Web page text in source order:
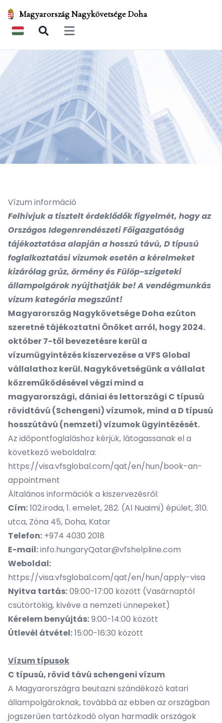
Magyarország Nagykövetsége Doha
Open main menu
Vízum információ
Felhívjuk a tisztelt érdeklődők figyelmét, hogy az
Országos Idegenrendészeti Főigazgatóság
tájékoztatása alapján a hosszú távú, D típusú
foglalkoztatási vízumok esetén a kérelmeket
kizárólag grúz, örmény és Fülöp-szigeteki
állampolgárok nyújthatják be! A vendégmunkás
vízum kategória megszűnt!
Magyarország Nagykövetsége Doha ezúton
szeretné tájékoztatni Önöket arról, hogy 2024.
október 7-től bevezetésre kerül a
vízumügyintézés kiszervezése a VFS Global
vállalathoz kerül. Nagykövetségünk a vállalat
közreműködésével végzi mind a
magyarországi, dániai és lettországi C típusú
rövidtávú (Schengeni) vízumok, mind a D típusú
hosszútávú (nemzeti) vízumok ügyintézését.
Az időpontfoglaláshoz kérjük, látogassanak el a
következő weboldalra:
https://visa.vfsglobal.com/qat/en/hun/book-an-
appointment
Általános információk a kiszervezésről:
Cím:102.iroda, 1. emelet, 282. (Al Nuaimi) épület, 310.
utca, Zóna 45, Doha, Katar
Telefon: +974 4030 2018
E-mail:info.hungaryQatar@vfshelpline.com
Weboldal:
https://visa.vfsglobal.com/qat/en/hun/apply-visa
Nyitva tartás:09:00-17:00 között (Vasárnaptól
csütörtökig, kivéve a nemzeti ünnepeket)
Kérelem benyújtás:9:00-14:00 között
Útlevél átvétel:15:00-16:30 között
Vízum típusok
C típusú, rövid távú schengeni vízum
A Magyarországra beutazni szándékozó katari
állampolgároknak, továbbá az ebben az országban
jogszerűen tartózkodó olyan harmadik országok